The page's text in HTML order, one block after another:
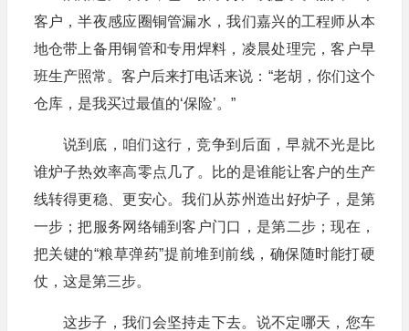
客户，半夜感应圈铜管漏水，我们嘉兴的工程师从本
地仓带上备用铜管和专用焊料，凌晨处理完，客户早
班生产照常。客户后来打电话来说：“老胡，你们这个
仓库，是我买过最值的‘保险’。”
说到底，咱们这行，竞争到后面，早就不光是比
谁炉子热效率高零点几了。比的是谁能让客户的生产
线转得更稳、更安心。我们从苏州造出好炉子，是第
一步；把服务网络铺到客户门口，是第二步；现在，
把关键的“粮草弹药”提前堆到前线，确保随时能打硬
仗，这是第三步。
这步子，我们会坚持走下去。说不定哪天，您车